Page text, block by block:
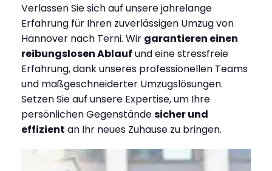
Verlassen Sie sich auf unsere jahrelange
Erfahrung für Ihren zuverlässigen Umzug von
Hannover nach Terni. Wir garantieren einen
reibungslosen Ablauf und eine stressfreie
Erfahrung, dank unseres professionellen Teams
und maßgeschneiderter Umzugslösungen.
Setzen Sie auf unsere Expertise, um Ihre
persönlichen Gegenständesicher und
effizient an Ihr neues Zuhause zu bringen.